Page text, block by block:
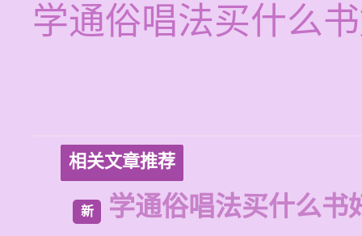
学通俗唱法买什么
相关文章推荐
新 学通俗唱法买什么书